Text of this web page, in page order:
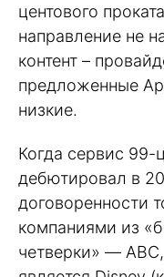
центового
направление не
контент –
предложенные
низкие.
Когда сервис
дебютировал в
договоренности
компаниями из
четверки» —